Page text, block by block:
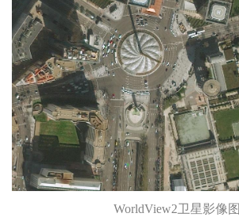
WorldView2卫星影像图